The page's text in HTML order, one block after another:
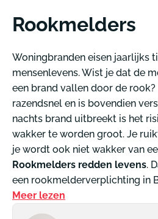
Rookmelders
Woningbranden eisen jaarlijks
mensenlevens. Wist je dat de
een brand vallen door de
razendsnel en is bovendien
nachts brand uitbreekt is het
wakker te worden groot. Je
je wordt ook niet wakker van
Rookmelders redden levens.
een rookmelderverplichting in
Meer lezen